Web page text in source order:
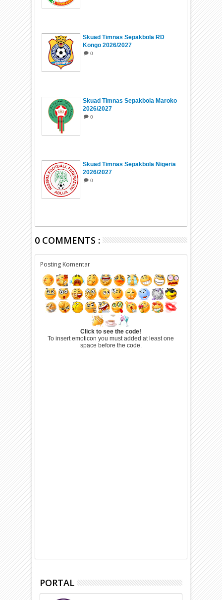
Skuad Timnas Sepakbola RD
Kongo 2026/2027
0
Skuad Timnas Sepakbola Maroko
2026/2027
0
Skuad Timnas Sepakbola Nigeria
2026/2027
0
0 COMMENTS :
Posting Komentar
Click to see the code!
To insert emoticon you must added at least one
space before the code.
PORTAL